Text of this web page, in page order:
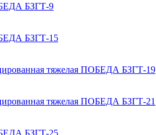
БЗГТ-9
БЗГТ-15
тяжелая ПОБЕДА БЗГТ-19
тяжелая ПОБЕДА БЗГТ-21
БЗГТ-25